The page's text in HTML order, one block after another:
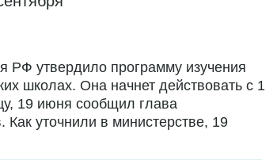
РФ утвердило программу изучения
школах. Она начнет действовать с 1
19 июня сообщил глава
уточнили в министерстве, 19